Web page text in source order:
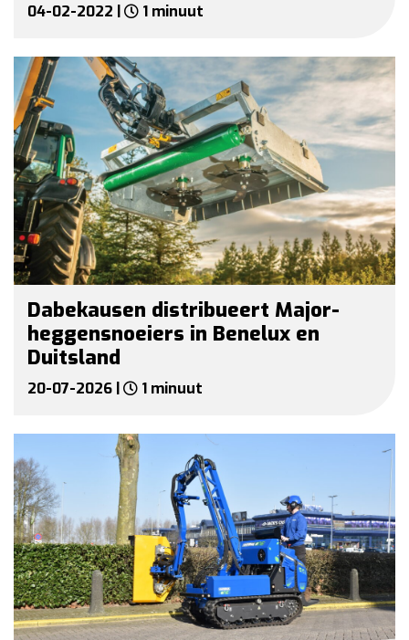
04-02-2022 | 1 minuut
Dabekausen distribueert Major-
heggensnoeiers in Benelux en
Duitsland
20-07-2026 | 1 minuut